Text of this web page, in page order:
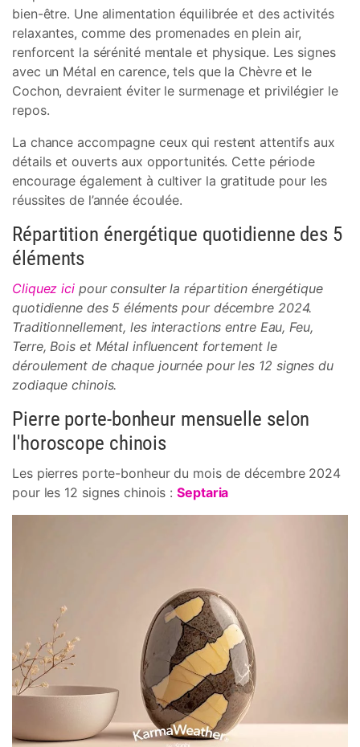
bien-être. Une alimentation équilibrée et des activités
relaxantes, comme des promenades en plein air,
renforcent la sérénité mentale et physique. Les signes
avec un Métal en carence, tels que la Chèvre et le
Cochon, devraient éviter le surmenage et privilégier le
repos.
La chance accompagne ceux qui restent attentifs aux
détails et ouverts aux opportunités. Cette période
encourage également à cultiver la gratitude pour les
réussites de l’année écoulée.
Répartition énergétique quotidienne des 5
éléments
Cliquez icipour consulter la répartition énergétique
quotidienne des 5 éléments pour décembre 2024.
Traditionnellement, les interactions entre Eau, Feu,
Terre, Bois et Métal influencent fortement le
déroulement de chaque journée pour les 12 signes du
zodiaque chinois.
Pierre porte-bonheur mensuelle selon
l'horoscope chinois
Les pierres porte-bonheur du mois de décembre 2024
pour les 12 signes chinois :Septaria